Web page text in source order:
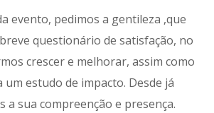
evento, pedimos a gentileza ,que
questionário de satisfação, no
crescer e melhorar, assim como
um estudo de impacto. Desde já
a sua compreenção e presença.